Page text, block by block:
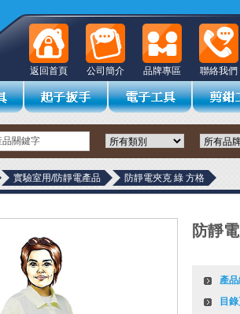
聯絡我們
品牌專區
公司簡介
返回首頁
實驗室用/防靜電產品 防靜電夾克 綠 方格
防靜
產
目